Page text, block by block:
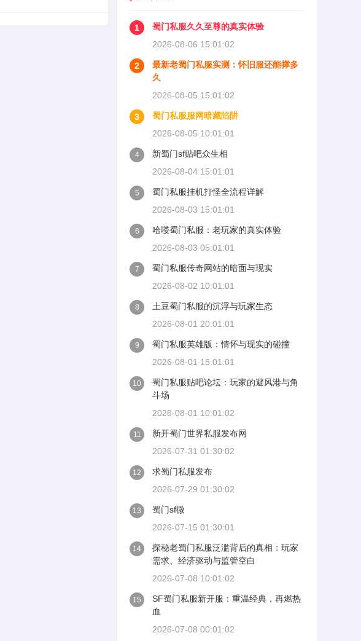
1
蜀门私服久久至尊的真实体验
2026-08-06 15:01:02
2
最新老蜀门私服实测：怀旧服还能撑多
久
2026-08-05 15:01:02
3
蜀门私服服网暗藏陷阱
2026-08-05 10:01:01
4
新蜀门sf贴吧众生相
2026-08-04 15:01:01
5
蜀门私服挂机打怪全流程详解
2026-08-03 15:01:01
6
哈喽蜀门私服：老玩家的真实体验
2026-08-03 05:01:01
7
蜀门私服传奇网站的暗面与现实
2026-08-02 10:01:01
8
土豆蜀门私服的沉浮与玩家生态
2026-08-01 20:01:01
9
蜀门私服英雄版：情怀与现实的碰撞
2026-08-01 15:01:01
10
蜀门私服贴吧论坛：玩家的避风港与角
斗场
2026-08-01 10:01:02
11
新开蜀门世界私服发布网
2026-07-31 01:30:02
12
求蜀门私服发布
2026-07-29 01:30:02
13
蜀门sf微
2026-07-15 01:30:01
14
探秘老蜀门私服泛滥背后的真相：玩家
需求、经济驱动与监管空白
2026-07-08 10:01:02
15
SF蜀门私服新开服：重温经典，再燃热
血
2026-07-08 00:01:02